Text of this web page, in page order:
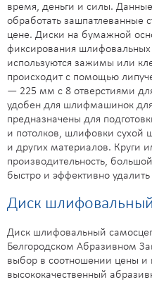
время, деньги и силы.
обработать зашпатлеванные
цене. Диски на бумажной
фиксирования шлифовальных
используются зажимы или
происходит с помощью
— 225 мм с 8 отверстиями
удобен для шлифмашинок
предназначены для
и потолков, шлифовки сухой
и других материалов. Круги
производительность,
быстро и эффективно
Диск
Диск шлифовальный
Белгородском Абразивном
выбор в соотношении цены и
высококачественный